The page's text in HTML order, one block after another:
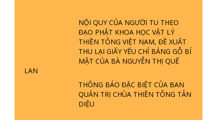
NỘI QUY CỦA NGƯỜI TU THEO
ĐẠO PHẬT KHOA HỌC VẬT LÝ
THIỀN TÔNG VIỆT NAM, ĐỀ XUẤT
THU LẠI GIẤY YẾU CHỈ BẢNG GỖ BÍ
MẬT CỦA BÀ NGUYỄN THỊ QUẾ
LAN
THÔNG BÁO ĐẶC BIỆT CỦA BAN
QUẢN TRỊ CHÙA THIỀN TÔNG TÂN
DIỆU
TĂNG? | TTTD
GIẢI ĐÁP THIỀN TÔNG ĐẶC BIỆT P22
- TẠI SAO TRÁI ĐẤT NHIỀU THIÊN TAI
- LŨ LỤT - HỎA HOẠN | TTTD
GIẢI ĐÁP THIỀN TÔNG ĐẶC BIỆT P21
- TẠI SAO ĐỨC PHẬT BƯỚC ĐI 7
BƯỚC TRÊN HOA SEN ? | TTTD